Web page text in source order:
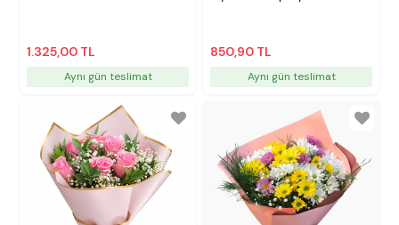
1.325,00 TL
Aynı gün teslimat
850,90 TL
Aynı gün teslimat